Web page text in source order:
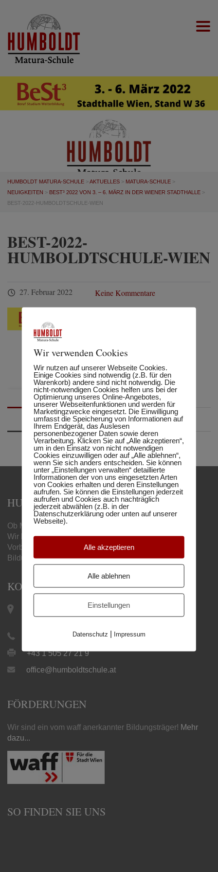
BEST-2022-
HUMBOLDTSCHULE-WIEN
HUMBOLDT MATURA-SCHULE >AKTUELLES > MATURA-SCHULE >
NEUIGKEITEN > BEST³ 2022 VON 3. – 6. MÄRZ IN DER WIENER STADTHALLE >
BEST-2022-HUMBOLDTSCHULE-WIEN
BEST-2022-
HUMBOLDTSCHULE-WIEN
27. Februar 2022 Keine Kommentare
HUMBOLDT MATURA-SCHULE
Ob Matura, Handelsschule oder Berufsreifeprüfung –
Wir begleiten Sie mit unseren online
Vorbereitungslehrgängen zum gewünschten
Bildungsabschluss.
KONTAKT
Keplerplatz 12 / Top 19 |
1100 Wien
+43 1 505 27 21
+43 1 505 27 21 9
office@humboldtschule.at
FÖRDERUNGEN
Wir sind ein vom waff anerkannter Bildungsträger! Mehr
dazu...
SO FINDEN SIE UNS
Wir verwenden Cookies
Wir nutzen auf unserer Webseite Cookies.
Einige Cookies sind notwendig (z.B. für den
Warenkorb) andere sind nicht notwendig. Die
nicht-notwendigen Cookies helfen uns bei der
Optimierung unseres Online-Angebotes,
unserer Webseitenfunktionen und werden für
Marketingzwecke eingesetzt. Die Einwilligung
umfasst die Speicherung von Informationen auf
Ihrem Endgerät, das Auslesen
personenbezogener Daten sowie deren
Verarbeitung. Klicken Sie auf „Alle akzeptieren“,
um in den Einsatz von nicht notwendigen
Cookies einzuwilligen oder auf „Alle ablehnen“,
wenn Sie sich anders entscheiden. Sie können
unter „Einstellungen verwalten“ detaillierte
Informationen der von uns eingesetzten Arten
von Cookies erhalten und deren Einstellungen
aufrufen. Sie können die Einstellungen jederzeit
aufrufen und Cookies auch nachträglich
jederzeit abwählen (z.B. in der
Datenschutzerklärung oder unten auf unserer
Webseite).
Alle akzeptieren
Alle ablehnen
Einstellungen
Datenschutz Impressum